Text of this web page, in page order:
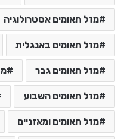
מזל תאומים אסטרולוגיה
מזל תאומים באנגלית
מזל תאומים גבר
מזל תאומים השבוע
מזל תאומים ומאזניים